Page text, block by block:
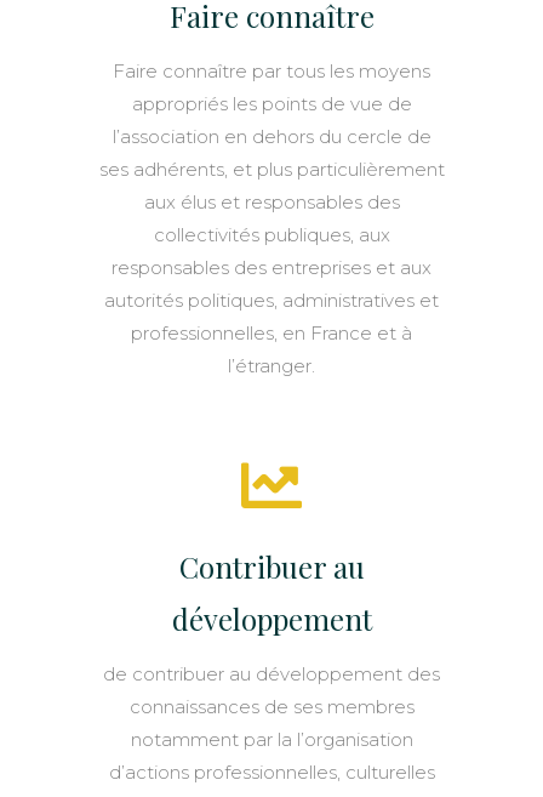
Faire connaître
Faire connaître par tous les moyens
appropriés les points de vue de
l’association en dehors du cercle de
ses adhérents, et plus particulièrement
aux élus et responsables des
collectivités publiques, aux
responsables des entreprises et aux
autorités politiques, administratives et
professionnelles, en France et à
l’étranger.
Contribuer au
développement
de contribuer au développement des
connaissances de ses membres
notamment par la l’organisation
d’actions professionnelles, culturelles